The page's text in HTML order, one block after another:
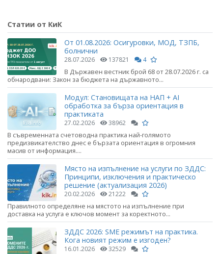
Статии от КиК
От 01.08.2026: Осигуровки, МОД, ТЗПБ,
болнични
28.07.2026 137821 4
В Държавен вестник брой 68 от 28.07.2026 г. са
обнародвани: Закон за бюджета на държавното...
Модул: Становищата на НАП + AI
обработка за бърза ориентация в
практиката
27.02.2026 38962
В съвременната счетоводна практика най-голямото
предизвикателство днес е бързата ориентация в огромния
масив от информация....
Място на изпълнение на услуги по ЗДДС:
Принципи, изключения и практическо
решение (актуализация 2026)
20.02.2026 21222
Правилното определяне на мястото на изпълнение при
доставка на услуга е ключов момент за коректното...
ЗДДС 2026: SME режимът на практика.
Кога новият режим е изгоден?
16.01.2026 32529